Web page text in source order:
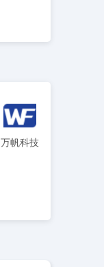
万帆科技